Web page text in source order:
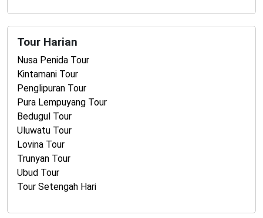
Tour Harian
Nusa Penida Tour
Kintamani Tour
Penglipuran Tour
Pura Lempuyang Tour
Bedugul Tour
Uluwatu Tour
Lovina Tour
Trunyan Tour
Ubud Tour
Tour Setengah Hari